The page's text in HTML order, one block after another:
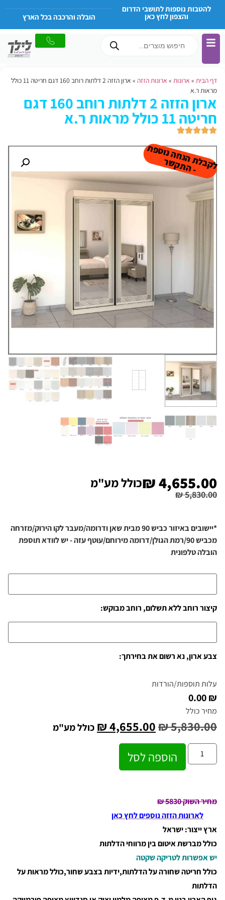
להטבות נוספות לתושבי הדרום
והצפון לחץ כאן הובלה והרכבה בכל הארץ
דף הבית » ארונות » ארונות הזזה »
ארון הזזה 2 דלתות רוחב 160 דגם חריטה 11 כולל
מראות ר.א
ארון הזזה 2 דלתות רוחב 160 דגם
חריטה 11 כולל מראות ר.א
ל
ק
ב
ל
ת
הנ
ח
ה נו
ס
פ
ת
-
ה
ת
ק
ש
ר
₪5,830.00
₪4,655.00 כולל מע"מ
*יישובים באיזור כביש 90 מבית שאן ודרומה/מעבר לקו הירוק/מזרחה
מכביש 90/רמת הגולן/דרומה מירוחם/עוטף עזה - יש לוודא תוספת
הובלה טלפונית
קיצור רוחב ללא תשלום, רוחב מבוקש:
צבע ארון, נא רשום את בחירתך:
עלות תוספות/הורדות
₪ 0.00
מחיר כולל
₪5,830.00
₪4,655.00 כולל מע"מ
הוספה לסל
מחיר השוק 5830
₪
לארונות הזזה נוספים לחץ כאן
ארץ ייצור: ישראל
כולל מברשת איטום בין מרווחי הדלתות
יש אפשרות לטריקה שקטה
כולל חריטה שחורה על הדלתות,ידיות בצבע שחור,כולל מראות על
הדלתות